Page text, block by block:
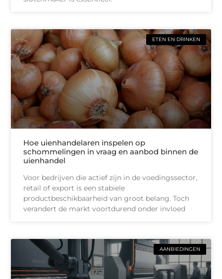
ETEN EN DRINKEN
Hoe uienhandelaren inspelen op
schommelingen in vraag en aanbod binnen de
uienhandel
Voor bedrijven die actief zijn in de voedingssector,
retail of export is een stabiele
productbeschikbaarheid van groot belang. Toch
verandert de markt voortdurend onder invloed
AANBIEDINGEN